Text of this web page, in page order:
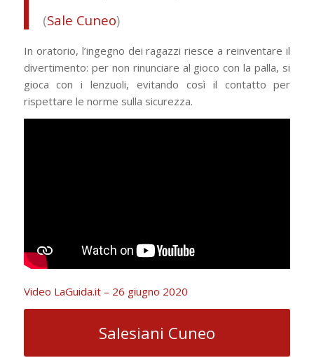
(Sale Cuneo)
In oratorio, l’ingegno dei ragazzi riesce a reinventare il
divertimento: per non rinunciare al gioco con la palla, si
gioca con i lenzuoli, evitando così il contatto per
rispettare le norme sulla sicurezza.
Video LaGuida.it – 26 giugno 2020
Salesiani Cuneo